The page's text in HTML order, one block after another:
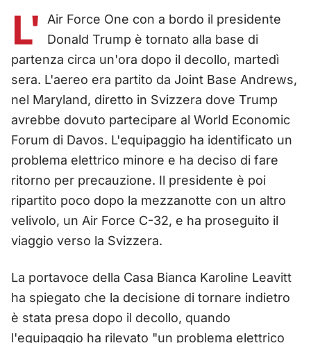
L'
Air Force One con a bordo il presidente
Donald Trump è tornato alla base di
partenza circa un'ora dopo il decollo, martedì
sera. L'aereo era partito da Joint Base Andrews,
nel Maryland, diretto in Svizzera dove Trump
avrebbe dovuto partecipare al World Economic
Forum di Davos. L'equipaggio ha identificato un
problema elettrico minore e ha deciso di fare
ritorno per precauzione. Il presidente è poi
ripartito poco dopo la mezzanotte con un altro
velivolo, un Air Force C-32, e ha proseguito il
viaggio verso la Svizzera.
La portavoce della Casa Bianca Karoline Leavitt
ha spiegato che la decisione di tornare indietro
è stata presa dopo il decollo, quando
l'equipaggio ha rilevato "un problema elettrico